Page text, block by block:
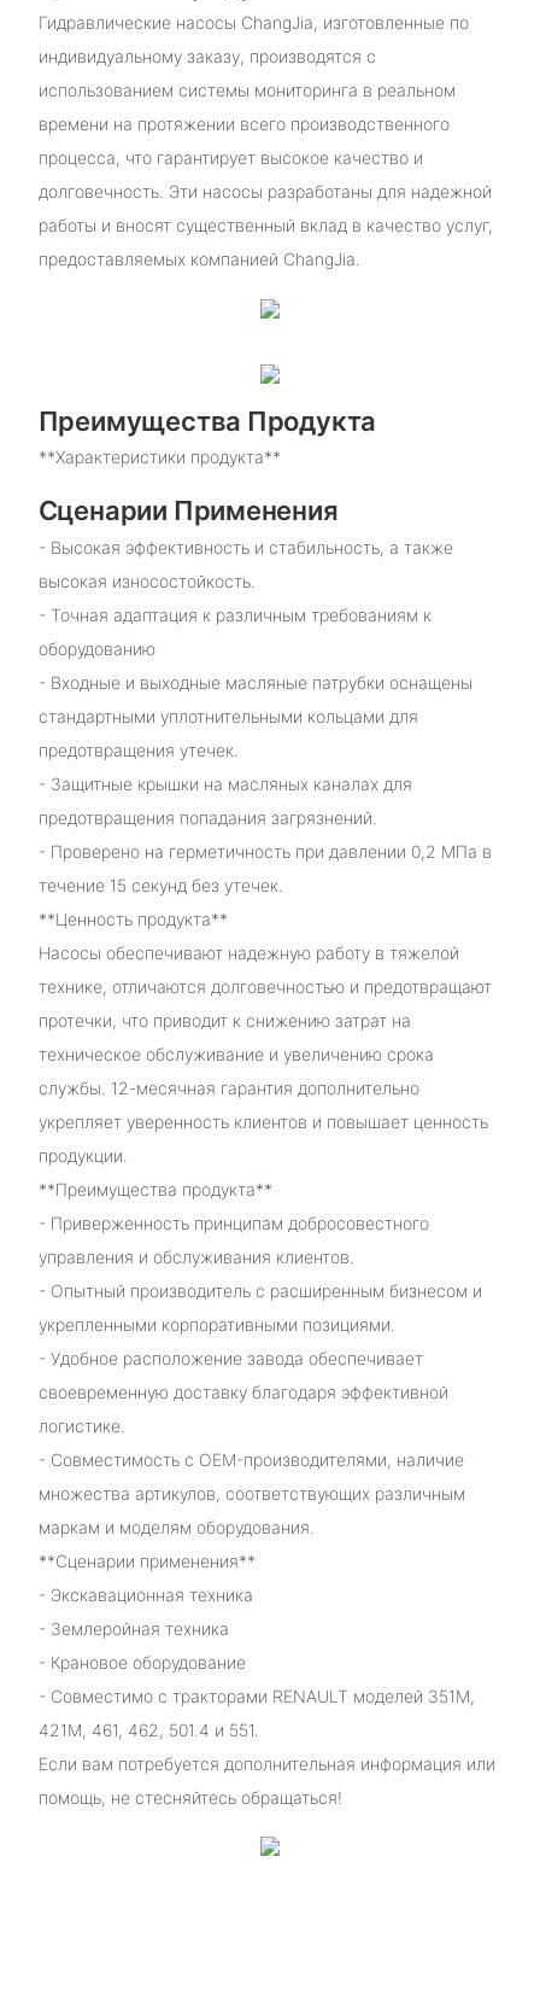
Гидравлические насосы ChangJia, изготовленные по
индивидуальному заказу, производятся с
использованием системы мониторинга в реальном
времени на протяжении всего производственного
процесса, что гарантирует высокое качество и
долговечность. Эти насосы разработаны для надежной
работы и вносят существенный вклад в качество услуг,
предоставляемых компанией ChangJia.
Преимущества Продукта
**Характеристики продукта**
Сценарии Применения
- Высокая эффективность и стабильность, а также
высокая износостойкость.
- Точная адаптация к различным требованиям к
оборудованию
- Входные и выходные масляные патрубки оснащены
стандартными уплотнительными кольцами для
предотвращения утечек.
- Защитные крышки на масляных каналах для
предотвращения попадания загрязнений.
- Проверено на герметичность при давлении 0,2 МПа в
течение 15 секунд без утечек.
**Ценность продукта**
Насосы обеспечивают надежную работу в тяжелой
технике, отличаются долговечностью и предотвращают
протечки, что приводит к снижению затрат на
техническое обслуживание и увеличению срока
службы. 12-месячная гарантия дополнительно
укрепляет уверенность клиентов и повышает ценность
продукции.
**Преимущества продукта**
- Приверженность принципам добросовестного
управления и обслуживания клиентов.
- Опытный производитель с расширенным бизнесом и
укрепленными корпоративными позициями.
- Удобное расположение завода обеспечивает
своевременную доставку благодаря эффективной
логистике.
- Совместимость с OEM-производителями, наличие
множества артикулов, соответствующих различным
маркам и моделям оборудования.
**Сценарии применения**
- Экскавационная техника
- Землеройная техника
- Крановое оборудование
- Совместимо с тракторами RENAULT моделей 351M,
421M, 461, 462, 501.4 и 551.
Если вам потребуется дополнительная информация или
помощь, не стесняйтесь обращаться!